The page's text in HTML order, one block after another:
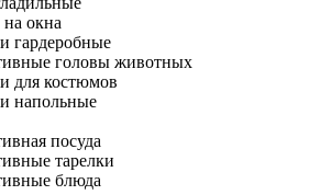
окна
гардеробные
головы животных
для костюмов
напольные
посуда
тарелки
блюда